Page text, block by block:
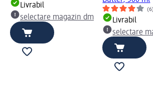
Livrabil
selectare magazin dm
(6)
Livrabil
selectare